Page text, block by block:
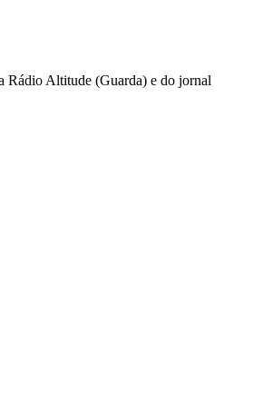
Rádio Altitude (Guarda) e do jornal